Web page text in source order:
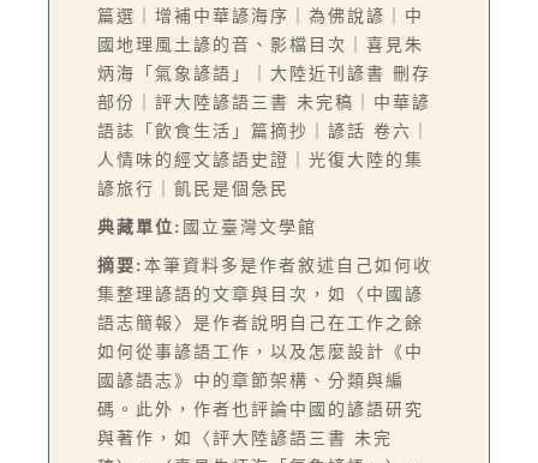
篇選｜增補中華諺海序｜為佛說諺｜中
國地理風土諺的音、影檔目次｜喜見朱
炳海「氣象諺語」｜大陸近刊諺書 刪存
部份｜評大陸諺語三書 未完稿｜中華諺
語誌「飲食生活」篇摘抄｜諺話 卷六｜
人情味的經文諺語史證｜光復大陸的集
諺旅行｜飢民是個急民
典藏單位: 國立臺灣文學館
摘要: 本筆資料多是作者敘述自己如何收
集整理諺語的文章與目次，如〈中國諺
語志簡報〉是作者說明自己在工作之餘
如何從事諺語工作，以及怎麼設計《中
國諺語志》中的章節架構、分類與編
碼。此外，作者也評論中國的諺語研究
與著作，如〈評大陸諺語三書 未完